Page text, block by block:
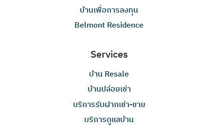
บ้านเพื่อการลงทุน
Belmont Residence
Services
บ้าน Resale
บ้านปล่อยเช่า
บริการรับฝากเช่า-ขาย
บริการดูแลบ้าน